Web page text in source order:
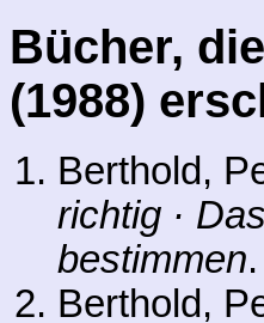
Bücher,
(1988)
Berthold,
richtig ·
bestimmen
Berthold,